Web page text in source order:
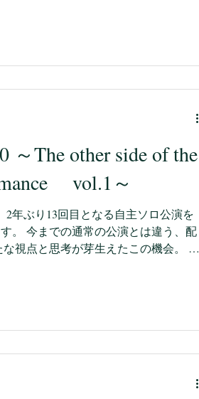
vol.1～
2年ぶり13回目となる自主ソロ公演を
。 今までの通常の公演とは違う、配
視点と思考が芽生えたこの機会。 す